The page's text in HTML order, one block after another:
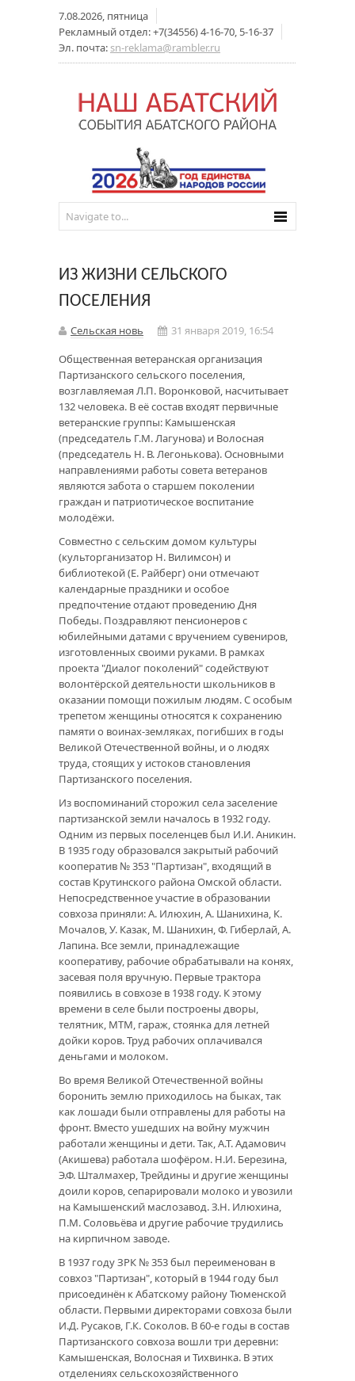
7.08.2026, пятница
Рекламный отдел: +7(34556) 4-16-70, 5-16-37
Эл. почта: sn-reklama@rambler.ru
ИЗ ЖИЗНИ СЕЛЬСКОГО
ПОСЕЛЕНИЯ
Сельская новь
31 января 2019, 16:54
Общественная ветеранская организация
Партизанского сельского поселения,
возглавляемая Л.П. Воронковой, насчитывает
132 человека. В её состав входят первичные
ветеранские группы: Камышенская
(председатель Г.М. Лагунова) и Волосная
(председатель Н. В. Легонькова). Основными
направлениями работы совета ветеранов
являются забота о старшем поколении
граждан и патриотическое воспитание
молодёжи.
Совместно с сельским домом культуры
(культорганизатор Н. Вилимсон) и
библиотекой (Е. Райберг) они отмечают
календарные праздники и особое
предпочтение отдают проведению Дня
Победы. Поздравляют пенсионеров с
юбилейными датами с вручением сувениров,
изготовленных своими руками. В рамках
проекта "Диалог поколений" содействуют
волонтёрской деятельности школьников в
оказании помощи пожилым людям. С особым
трепетом женщины относятся к сохранению
памяти о воинах-земляках, погибших в годы
Великой Отечественной войны, и о людях
труда, стоящих у истоков становления
Партизанского поселения.
Из воспоминаний сторожил села заселение
партизанской земли началось в 1932 году.
Одним из первых поселенцев был И.И. Аникин.
В 1935 году образовался закрытый рабочий
кооператив № 353 "Партизан", входящий в
состав Крутинского района Омской области.
Непосредственное участие в образовании
совхоза приняли: А. Илюхин, А. Шанихина, К.
Мочалов, У. Казак, М. Шанихин, Ф. Гиберлай, А.
Лапина. Все земли, принадлежащие
кооперативу, рабочие обрабатывали на конях,
засевая поля вручную. Первые трактора
появились в совхозе в 1938 году. К этому
времени в селе были построены дворы,
телятник, МТМ, гараж, стоянка для летней
дойки коров. Труд рабочих оплачивался
деньгами и молоком.
Во время Великой Отечественной войны
боронить землю приходилось на быках, так
как лошади были отправлены для работы на
фронт. Вместо ушедших на войну мужчин
работали женщины и дети. Так, А.Т. Адамович
(Акишева) работала шофёром. Н.И. Березина,
Э.Ф. Шталмахер, Трейдины и другие женщины
доили коров, сепарировали молоко и увозили
на Камышенский маслозавод. З.Н. Илюхина,
П.М. Соловьёва и другие рабочие трудились
на кирпичном заводе.
В 1937 году ЗРК № 353 был переименован в
совхоз "Партизан", который в 1944 году был
присоединён к Абатскому району Тюменской
области. Первыми директорами совхоза были
И.Д. Русаков, Г.К. Соколов. В 60-е годы в состав
Партизанского совхоза вошли три деревни:
Камышенская, Волосная и Тихвинка. В этих
отделениях сельскохозяйственного